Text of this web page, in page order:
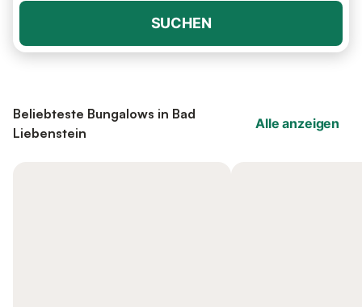
SUCHEN
Beliebteste Bungalows in Bad
Liebenstein
Alle anzeigen